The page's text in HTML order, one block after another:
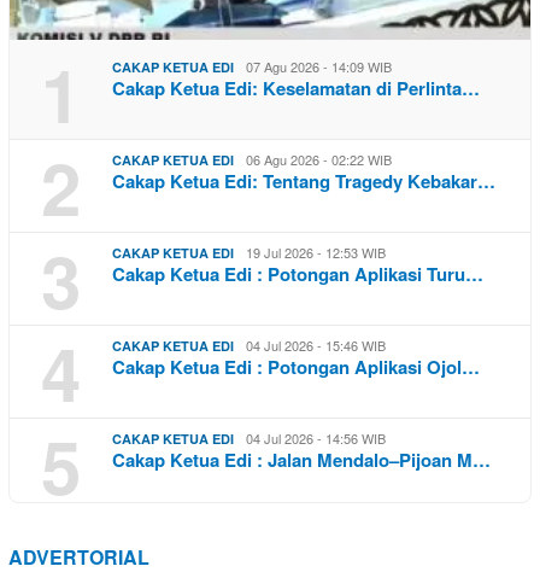
1 CAKAP KETUA EDI 07 Agu 2026 - 14:09 WIB
Cakap Ketua Edi: Keselamatan di Perlinta…
2 CAKAP KETUA EDI 06 Agu 2026 - 02:22 WIB
Cakap Ketua Edi: Tentang Tragedy Kebakar…
3 CAKAP KETUA EDI 19 Jul 2026 - 12:53 WIB
Cakap Ketua Edi : Potongan Aplikasi Turu…
4 CAKAP KETUA EDI 04 Jul 2026 - 15:46 WIB
Cakap Ketua Edi : Potongan Aplikasi Ojol…
5 CAKAP KETUA EDI 04 Jul 2026 - 14:56 WIB
Cakap Ketua Edi : Jalan Mendalo–Pijoan M…
ADVERTORIAL